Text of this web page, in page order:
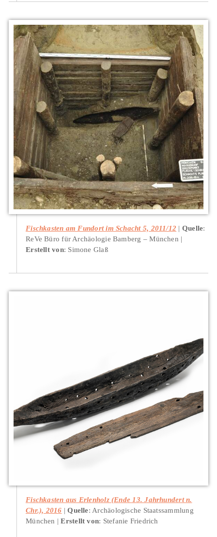
Fischkasten am Fundort im Schacht 5, 2011/12 Quelle:
ReVe Büro für Archäologie Bamberg – München
Erstellt von: Simone Glaß
Fischkasten aus Erlenholz (Ende 13. Jahrhundert n.
Chr.), 2016
Quelle: Archäologische Staatssammlung
München
Erstellt von: Stefanie Friedrich